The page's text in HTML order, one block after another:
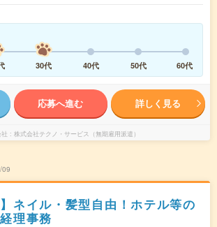
30代 40代 50代 60代
応募へ進む 詳しく見る
株式会社テクノ・サービス（無期雇用派遣）
09
】ネイル・髪型自由！ホテル等の
理事務